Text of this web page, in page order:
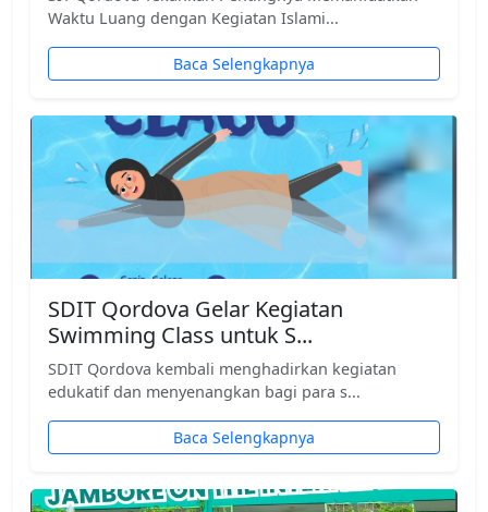
Waktu Luang dengan Kegiatan Islami...
Baca Selengkapnya
SDIT Qordova Gelar Kegiatan
Swimming Class untuk S...
SDIT Qordova kembali menghadirkan kegiatan
edukatif dan menyenangkan bagi para s...
Baca Selengkapnya